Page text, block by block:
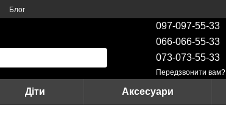
Блог
097-097-55-33
066-066-55-33
073-073-55-33
Передзвонити вам?
Діти Аксесуари